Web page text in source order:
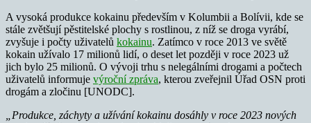
A vysoká produkce kokainu především v Kolumbii a Bolívii, kde se
stále zvětšují pěstitelské plochy s rostlinou, z níž se droga vyrábí,
zvyšuje i počty uživatelů kokainu. Zatímco v roce 2013 ve světě
kokain užívalo 17 milionů lidí, o deset let později v roce 2023 už
jich bylo 25 milionů. O vývoji trhu s nelegálními drogami a počtech
uživatelů informuje výroční zpráva, kterou zveřejnil Úřad OSN proti
drogám a zločinu [UNODC].
„Produkce, záchyty a užívání kokainu dosáhly v roce 2023 nových